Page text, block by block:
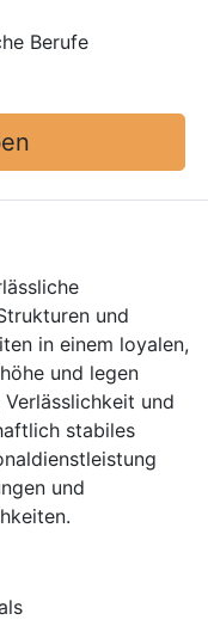
Berufe
und
in einem loyalen,
und legen
und
stabiles
und